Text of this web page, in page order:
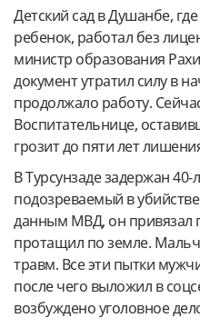
Детский сад в Душанбе,
ребенок, работал без
министр образования
документ утратил силу в
продолжало работу.
Воспитательнице,
грозит до пяти лет
В Турсунзаде задержан
подозреваемый в
данным МВД, он привязал
протащил по земле.
травм. Все эти пытки
после чего выложил в
возбуждено уголовное